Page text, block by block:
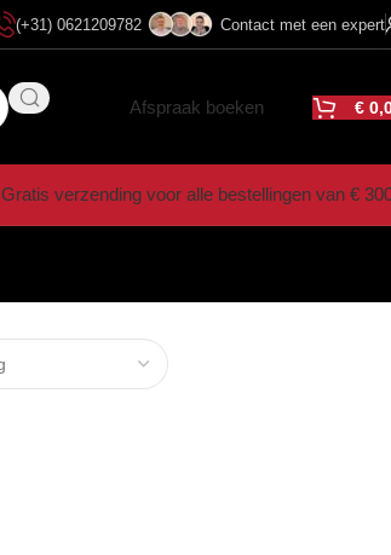
(+31) 0621209782 Contact met een expert
Afspraak boeken €
Gratis verzending voor alle bestellingen van €